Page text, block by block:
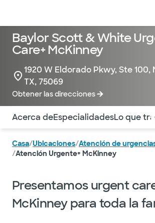
Baylor Scott & White
Care+ McKinney
1920 W Eldorado Pkwy, Ste 100,
TX, 75069
Obtener las direcciones
Utilice esta navegación para saltar
Acerca deEspecialidadesLo que
Casa/Ubicaciones/Atención de
/Atención Urgente+ McKinney
Presentamos urgent
McKinney para toda la